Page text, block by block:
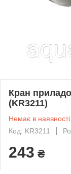
Кран
(KR3211)
Немає в наявності
Код: KR3211
243 ₴